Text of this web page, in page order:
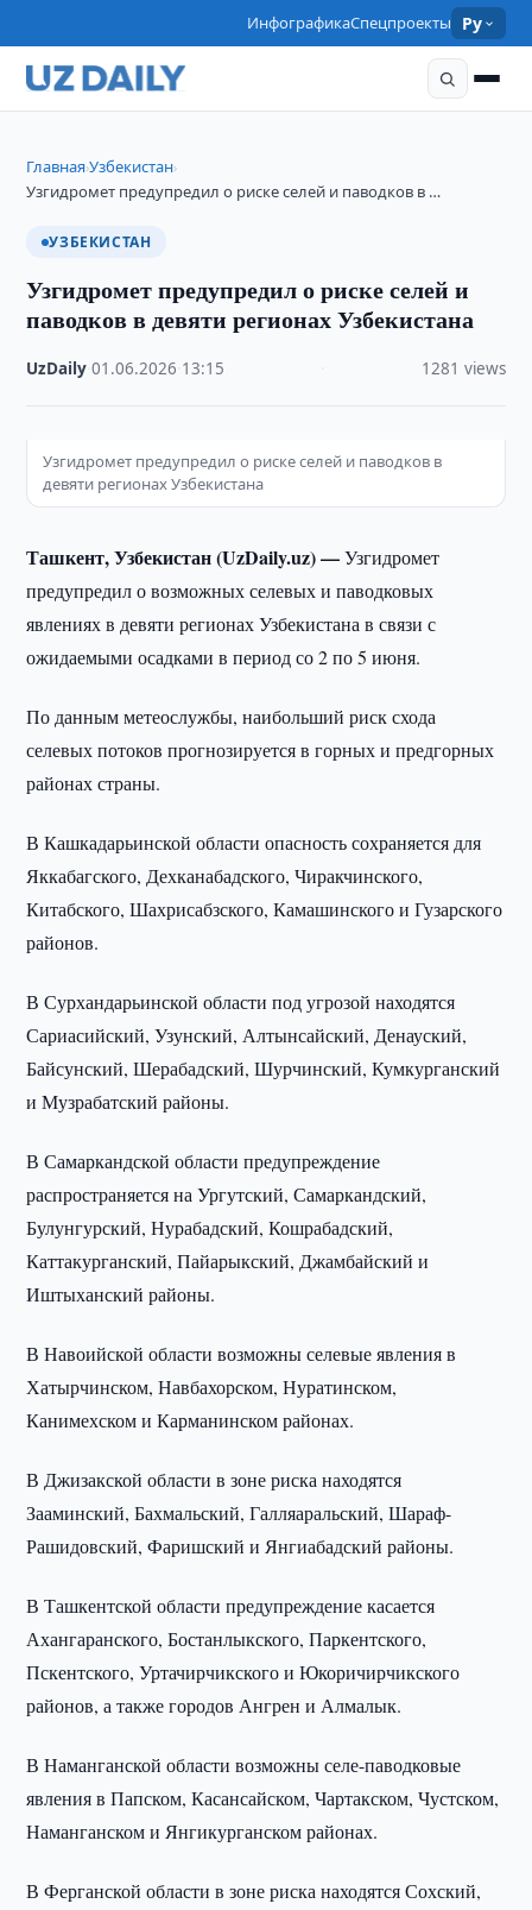
ИнфографикаСпецпроекты Ру
Главная›Узбекистан›
Узгидромет предупредил о риске селей и паводков в …
УЗБЕКИСТАН
Узгидромет предупредил о риске селей и
паводков в девяти регионах Узбекистана
UzDaily ·01.06.2026 13:15 1281 views
Узгидромет предупредил о риске селей и паводков в
девяти регионах Узбекистана
Ташкент, Узбекистан (UzDaily.uz) —Узгидромет
предупредил о возможных селевых и паводковых
явлениях в девяти регионах Узбекистана в связи с
ожидаемыми осадками в период со 2 по 5 июня.
По данным метеослужбы, наибольший риск схода
селевых потоков прогнозируется в горных и предгорных
районах страны.
В Кашкадарьинской области опасность сохраняется для
Яккабагского, Дехканабадского, Чиракчинского,
Китабского, Шахрисабзского, Камашинского и Гузарского
районов.
В Сурхандарьинской области под угрозой находятся
Сариасийский, Узунский, Алтынсайский, Денауский,
Байсунский, Шерабадский, Шурчинский, Кумкурганский
и Музрабатский районы.
В Самаркандской области предупреждение
распространяется на Ургутский, Самаркандский,
Булунгурский, Нурабадский, Кошрабадский,
Каттакурганский, Пайарыкский, Джамбайский и
Иштыханский районы.
В Навоийской области возможны селевые явления в
Хатырчинском, Навбахорском, Нуратинском,
Канимехском и Карманинском районах.
В Джизакской области в зоне риска находятся
Зааминский, Бахмальский, Галляаральский, Шараф-
Рашидовский, Фаришский и Янгиабадский районы.
В Ташкентской области предупреждение касается
Ахангаранского, Бостанлыкского, Паркентского,
Пскентского, Уртачирчикского и Юкоричирчикского
районов, а также городов Ангрен и Алмалык.
В Наманганской области возможны селе-паводковые
явления в Папском, Касансайском, Чартакском, Чустском,
Наманганском и Янгикурганском районах.
В Ферганской области в зоне риска находятся Сохский,